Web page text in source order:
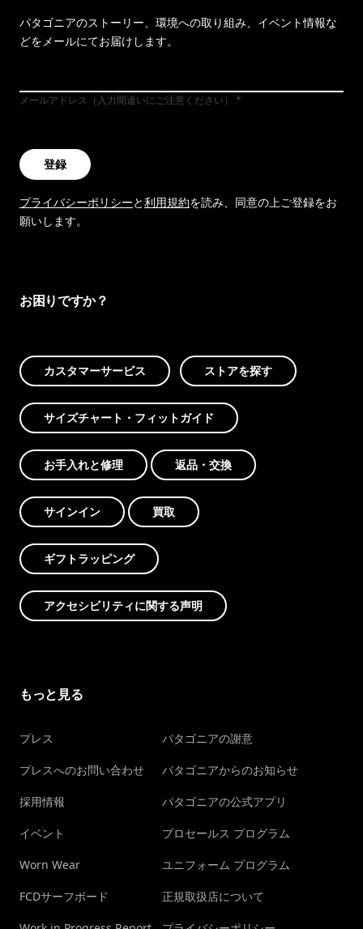
パタゴニアのストーリー、環境への取り組み、イベント情報な
どをメールにてお届けします。
メールアドレス（入力間違いにご注意ください）
登録
プライバシーポリシーと利用規約を読み、同意の上ご登録をお
願いします。
お困りですか？
カスタマーサービス ストアを探す
サイズチャート・フィットガイド
お手入れと修理 返品・交換
サインイン 買取
ギフトラッピング
アクセシビリティに関する声明
もっと見る
プレス
プレスへのお問い合わせ
採用情報
イベント
Worn Wear
FCDサーフボード
パタゴニアの謝意
パタゴニアからのお知らせ
パタゴニアの公式アプリ
プロセールス プログラム
ユニフォーム プログラム
正規取扱店について